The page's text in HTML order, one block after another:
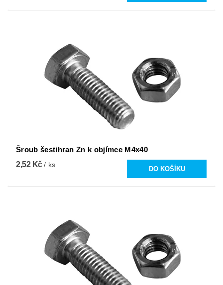
Šroub šestihran Zn k objímce M4x40
2,52 Kč/ ks